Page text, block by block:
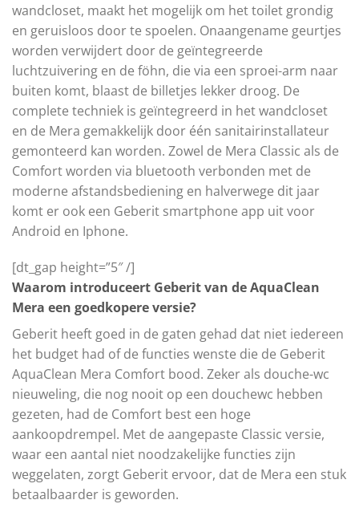
wandcloset, maakt het mogelijk om het toilet grondig
en geruisloos door te spoelen. Onaangename geurtjes
worden verwijdert door de geïntegreerde
luchtzuivering en de föhn, die via een sproei-arm naar
buiten komt, blaast de billetjes lekker droog. De
complete techniek is geïntegreerd in het wandcloset
en de Mera gemakkelijk door één sanitairinstallateur
gemonteerd kan worden. Zowel de Mera Classic als de
Comfort worden via bluetooth verbonden met de
moderne afstandsbediening en halverwege dit jaar
komt er ook een Geberit smartphone app uit voor
Android en Iphone.
[dt_gap height=”5″ /]
Waarom introduceert Geberit van de AquaClean
Mera een goedkopere versie?
Geberit heeft goed in de gaten gehad dat niet iedereen
het budget had of de functies wenste die de Geberit
AquaClean Mera Comfort bood. Zeker als douche-wc
nieuweling, die nog nooit op een douchewc hebben
gezeten, had de Comfort best een hoge
aankoopdrempel. Met de aangepaste Classic versie,
waar een aantal niet noodzakelijke functies zijn
weggelaten, zorgt Geberit ervoor, dat de Mera een stuk
betaalbaarder is geworden.